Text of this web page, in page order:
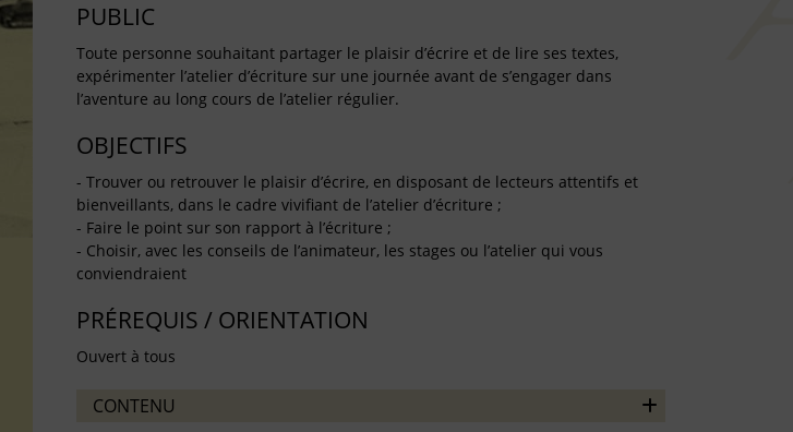
PUBLIC
Toute personne souhaitant partager le plaisir d’écrire et de lire ses textes,
expérimenter l’atelier d’écriture sur une journée avant de s’engager dans
l’aventure au long cours de l’atelier régulier.
OBJECTIFS
- Trouver ou retrouver le plaisir d’écrire, en disposant de lecteurs attentifs et
bienveillants, dans le cadre vivifiant de l’atelier d’écriture ;
- Faire le point sur son rapport à l’écriture ;
- Choisir, avec les conseils de l’animateur, les stages ou l’atelier qui vous
conviendraient
PRÉREQUIS / ORIENTATION
Ouvert à tous
CONTENU